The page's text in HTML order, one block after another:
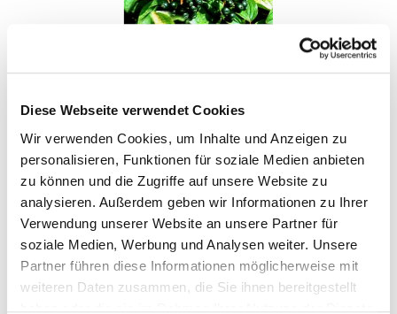
Diese Webseite verwendet Cookies
Wir verwenden Cookies, um Inhalte und Anzeigen zu
personalisieren, Funktionen für soziale Medien anbieten
zu können und die Zugriffe auf unsere Website zu
analysieren. Außerdem geben wir Informationen zu Ihrer
Verwendung unserer Website an unsere Partner für
soziale Medien, Werbung und Analysen weiter. Unsere
Partner führen diese Informationen möglicherweise mit
weiteren Daten zusammen, die Sie ihnen bereitgestellt
Menge Stückpreis
Bis9 3,49 €*
2,89 €*